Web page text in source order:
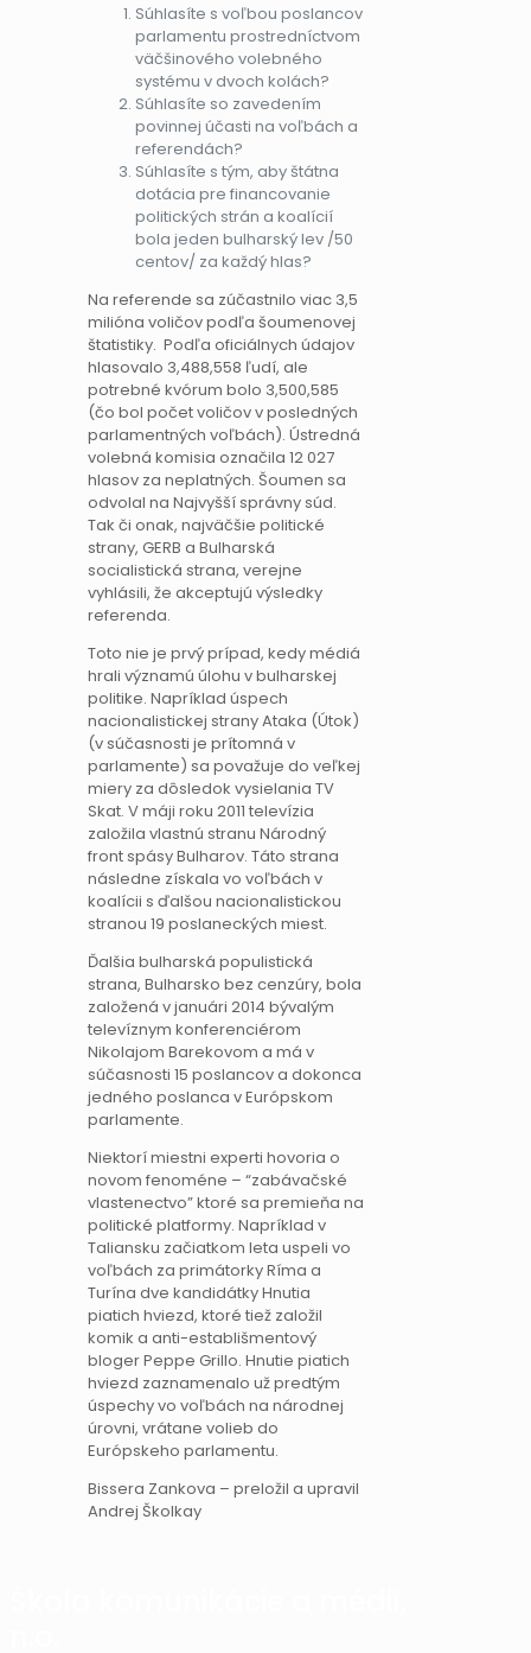
Súhlasíte s voľbou poslancov
parlamentu prostredníctvom
väčšinového volebného
systému v dvoch kolách?
Súhlasíte so zavedením
povinnej účasti na voľbách a
referendách?
Súhlasíte s tým, aby štátna
dotácia pre financovanie
politických strán a koalícií
bola jeden bulharský lev /50
centov/ za každý hlas?
Na referende sa zúčastnilo viac 3,5
milióna voličov podľa šoumenovej
štatistiky. Podľa oficiálnych údajov
hlasovalo 3,488,558 ľudí, ale
potrebné kvórum bolo 3,500,585
(čo bol počet voličov v posledných
parlamentných voľbách). Ústredná
volebná komisia označila 12 027
hlasov za neplatných. Šoumen sa
odvolal na Najvyšší správny súd.
Tak či onak, najväčšie politické
strany, GERB a Bulharská
socialistická strana, verejne
vyhlásili, že akceptujú výsledky
referenda.
Toto nie je prvý prípad, kedy médiá
hrali významú úlohu v bulharskej
politike. Napríklad úspech
nacionalistickej strany Ataka (Útok)
(v súčasnosti je prítomná v
parlamente) sa považuje do veľkej
miery za dôsledok vysielania TV
Skat. V máji roku 2011 televízia
založila vlastnú stranu Národný
front spásy Bulharov. Táto strana
následne získala vo voľbách v
koalícii s ďalšou nacionalistickou
stranou 19 poslaneckých miest.
Ďalšia bulharská populistická
strana, Bulharsko bez cenzúry, bola
založená v januári 2014 bývalým
televíznym konferenciérom
Nikolajom Barekovom a má v
súčasnosti 15 poslancov a dokonca
jedného poslanca v Európskom
parlamente.
Niektorí miestni experti hovoria o
novom fenoméne – “zabávačské
vlastenectvo” ktoré sa premieňa na
politické platformy. Napríklad v
Taliansku začiatkom leta uspeli vo
voľbách za primátorky Ríma a
Turína dve kandidátky Hnutia
piatich hviezd, ktoré tiež založil
komik a anti-establišmentový
bloger Peppe Grillo. Hnutie piatich
hviezd zaznamenalo už predtým
úspechy vo voľbách na národnej
úrovni, vrátane volieb do
Európskeho parlamentu.
Bissera Zankova – preložil a upravil
Andrej Školkay